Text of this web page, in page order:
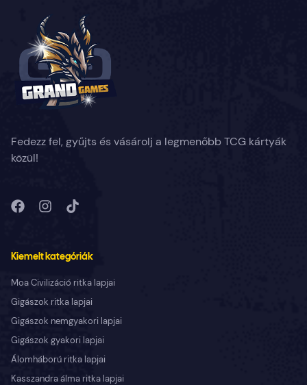
Fedezz fel, gyűjts és vásárolj a legmenőbb TCG kártyák
közül!
Kiemelt kategóriák
Moa Civilizáció ritka lapjai
Gigászok ritka lapjai
Gigászok nemgyakori lapjai
Gigászok gyakori lapjai
Álomháború ritka lapjai
Kasszandra álma ritka lapjai